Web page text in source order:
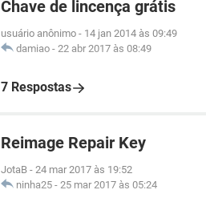
Chave de lincença grátis
usuário anônimo - 14 jan 2014 às 09:49
damiao - 22 abr 2017 às 08:49
7 Respostas
Reimage Repair Key
JotaB - 24 mar 2017 às 19:52
ninha25 - 25 mar 2017 às 05:24